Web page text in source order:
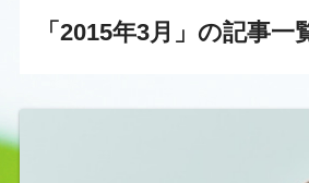
「2015年3月」の記事一